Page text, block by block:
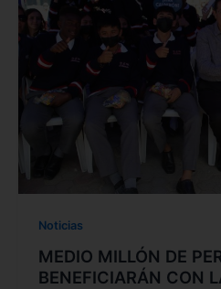
Noticias
MEDIO MILLÓN DE
BENEFICIARÁN CON